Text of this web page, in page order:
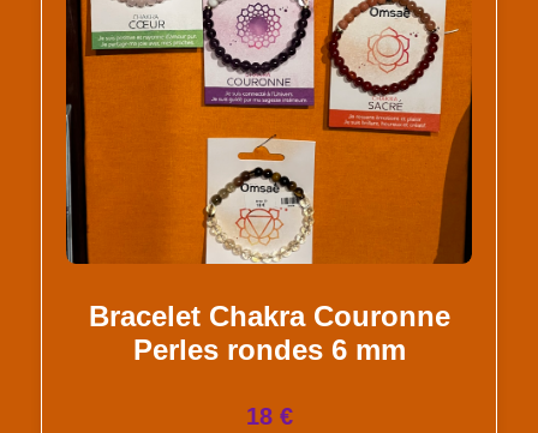
Bracelet Chakra Couronne
Perles rondes 6 mm
18 €